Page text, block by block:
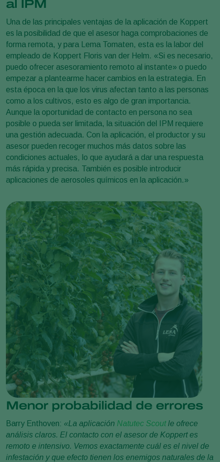
al IPM
Una de las principales ventajas de la aplicación de Koppert
es la posibilidad de que el asesor haga comprobaciones de
forma remota, y para Lema Tomaten, esta es la labor del
empleado de Koppert Floris van der Helm. «Si es necesario,
puedo ofrecer asesoramiento remoto al instante» o puedo
empezar a plantearme hacer cambios en la estrategia. En
esta época en la que los virus afectan tanto a las personas
como a los cultivos, esto es algo de gran importancia.
Aunque la oportunidad de contacto en persona no sea
posible o pueda ser limitada, la situación del IPM requiere
una gestión adecuada. Con la aplicación, el productor y su
asesor pueden recoger muchos más datos sobre las
condiciones actuales, lo que ayudará a dar una respuesta
más rápida y precisa. También es posible introducir
aplicaciones de aerosoles químicos en la aplicación.»
Menor probabilidad de errores
Barry Enthoven: «La aplicación Natutec Scoutle ofrece
análisis claros. El contacto con el asesor de Koppert es
remoto e intensivo. Vemos exactamente cuál es el nivel de
infestación y que efecto tienen los enemigos naturales de la